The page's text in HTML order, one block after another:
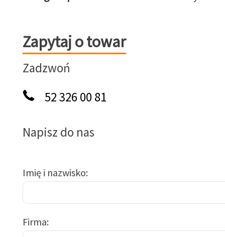
Zapytaj o towar
Zapytaj o towar
Zadzwoń
52 326 00 81
Napisz do nas
Imię i nazwisko
Firma